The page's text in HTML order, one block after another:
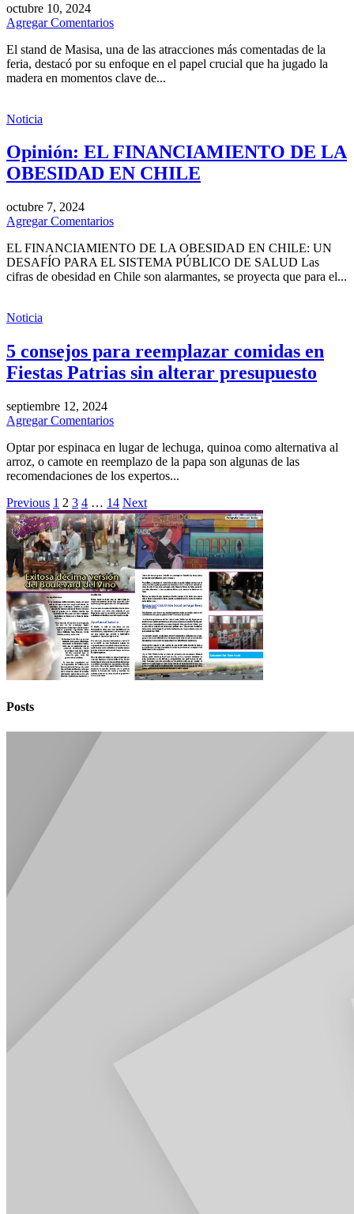
octubre 10, 2024
Agregar Comentarios
El stand de Masisa, una de las atracciones más comentadas de la
feria, destacó por su enfoque en el papel crucial que ha jugado la
madera en momentos clave de...
Noticia
Opinión: EL FINANCIAMIENTO DE LA
OBESIDAD EN CHILE
octubre 7, 2024
Agregar Comentarios
EL FINANCIAMIENTO DE LA OBESIDAD EN CHILE: UN
DESAFÍO PARA EL SISTEMA PÚBLICO DE SALUD Las
cifras de obesidad en Chile son alarmantes, se proyecta que para el...
Noticia
5 consejos para reemplazar comidas en
Fiestas Patrias sin alterar presupuesto
septiembre 12, 2024
Agregar Comentarios
Optar por espinaca en lugar de lechuga, quinoa como alternativa al
arroz, o camote en reemplazo de la papa son algunas de las
recomendaciones de los expertos...
Previous 1 2 3 4 … 14 Next
Posts